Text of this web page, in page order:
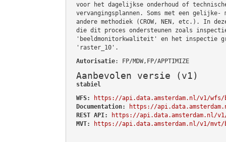
voor het dagelijkse onderhoud of
vervangingsplannen. Soms met een gelijke-
andere methodiek (CROW, NEN, etc.). In
die dit proces ondersteunen zoals
'beeldmonitorkwaliteit' en het inspectie
'raster_10'.
Autorisatie: FP/MDW,FP/APPTIMIZE
Aanbevolen versie (v1)
stabiel
WFS:
https://api.data.amsterdam.nl/v1/wfs/
Documentation:
https://
REST API:
https://api.data.amsterdam.nl/
MVT:
https://api.data.amsterdam.nl/v1/mvt/